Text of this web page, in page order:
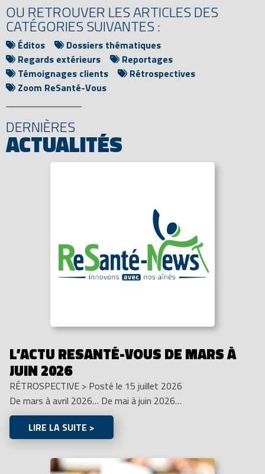
OU RETROUVER LES ARTICLES DES
CATÉGORIES SUIVANTES :
Éditos
Dossiers thématiques
Regards extérieurs
Reportages
Témoignages clients
Rétrospectives
Zoom ReSanté-Vous
DERNIÈRES
ACTUALITÉS
L’ACTU RESANTÉ-VOUS DE MARS À
JUIN 2026
RÉTROSPECTIVE > Posté le 15 juillet 2026
De mars à avril 2026… De mai à juin 2026…
LIRE LA SUITE >